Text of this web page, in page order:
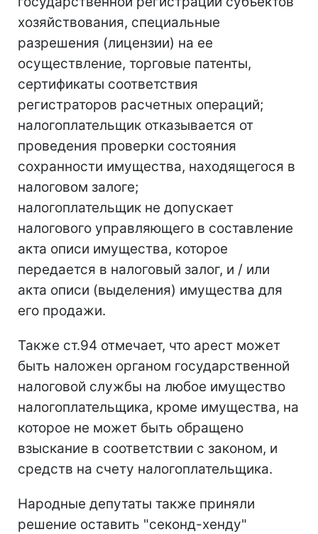
хозяйствования, специальные
разрешения (лицензии) на ее
осуществление, торговые патенты,
сертификаты соответствия
регистраторов расчетных операций;
налогоплательщик отказывается от
проведения проверки состояния
сохранности имущества, находящегося в
налоговом залоге;
налогоплательщик не допускает
налогового управляющего в составление
акта описи имущества, которое
передается в налоговый залог, и / или
акта описи (выделения) имущества для
его продажи.
Также ст.94 отмечает, что арест может
быть наложен органом государственной
налоговой службы на любое имущество
налогоплательщика, кроме имущества, на
которое не может быть обращено
взыскание в соответствии с законом, и
средств на счету налогоплательщика.
Народные депутаты также приняли
решение оставить "секонд-хенду"